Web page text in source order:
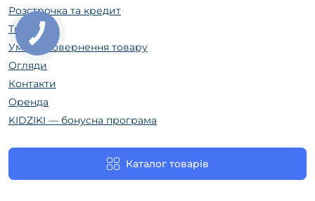
Розстрочка та кредит
Trade In
Умови повернення товару
Огляди
Контакти
Оренда
KIDZIKI — бонусна програма
Каталог товарів